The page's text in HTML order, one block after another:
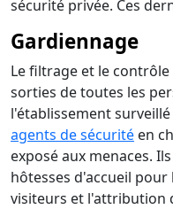
sécurité privée. Ces
Gardiennage
Le filtrage et le
sorties de toutes les
l'établissement
agents de sécurité en
exposé aux menaces.
hôtesses d'accueil
visiteurs et l'attribution